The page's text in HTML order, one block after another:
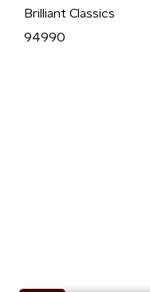
Brilliant Classics
94990